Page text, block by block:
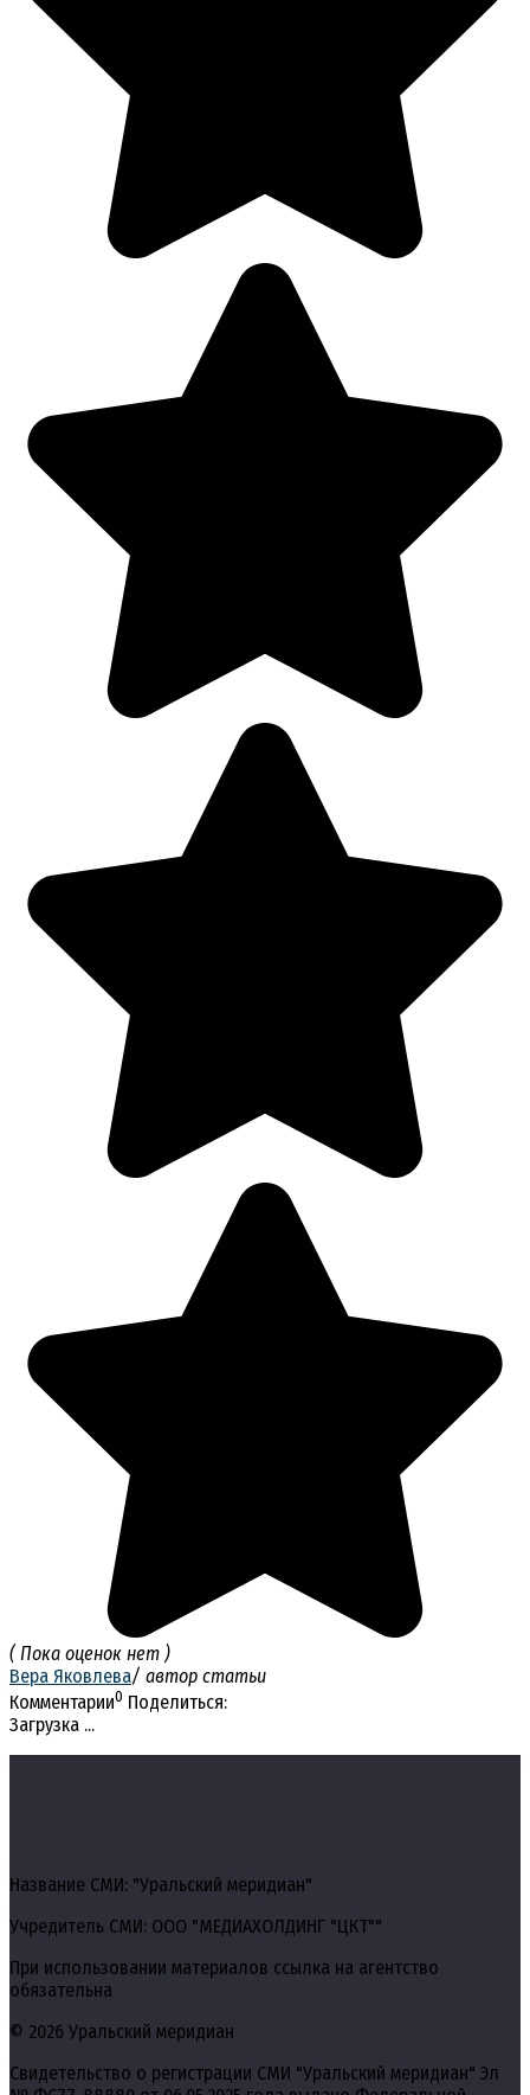
( Пока оценок нет )
Вера Яковлева/ автор статьи
Комментарии0 Поделиться:
Загрузка ...
Название СМИ: "Уральский меридиан"
Учредитель СМИ: ООО "МЕДИАХОЛДИНГ "ЦКТ""
При использовании материалов ссылка на агентство
обязательна
© 2026 Уральский меридиан
Свидетельство о регистрации СМИ "Уральский меридиан" Эл